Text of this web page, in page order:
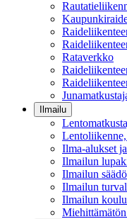
Rataverkko
Ilmailu
Ilma-alukset
Ilmailun
Ilmailun
Ilmailun
Ilmailun